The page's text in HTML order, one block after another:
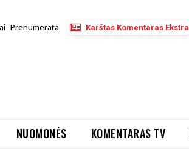
Prenumerata Karštas Komentaras Ekstra
NUOMONĖS KOMENTARAS TV
Jos